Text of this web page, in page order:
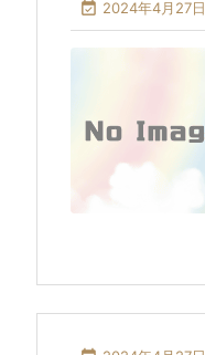
 2024年4月27日